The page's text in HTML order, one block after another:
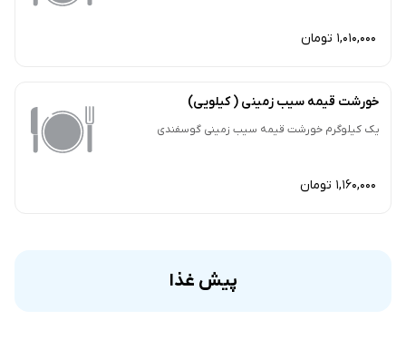
1,010,000 تومان
خورشت قیمه سیب زمینی ( کیلویی)
یک کیلوگرم خورشت قیمه سیب زمینی گوسفندی
1,160,000 تومان
پیش غذا